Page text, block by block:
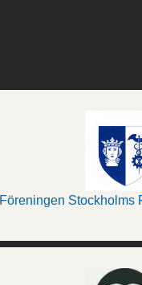
Föreningen Stockholms